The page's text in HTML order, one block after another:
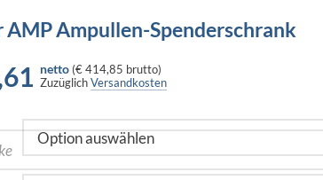
AMP Ampullen-Spenderschrank
netto (€ 414,85 brutto)
ZuzüglichVersandkosten